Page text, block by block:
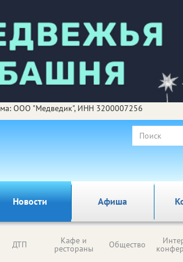
ООО "Медведик", ИНН 3200007256
Новости Афиша
ДТП Кафе и
рестораны Общество